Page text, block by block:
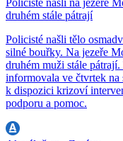
Policisté našli na jezeře
druhém stále pátrají
Policisté našli tělo
silné bouřky. Na jezeře
druhém muži stále
informovala ve čtvrtek
k dispozici krizoví
podporu a pomoc.